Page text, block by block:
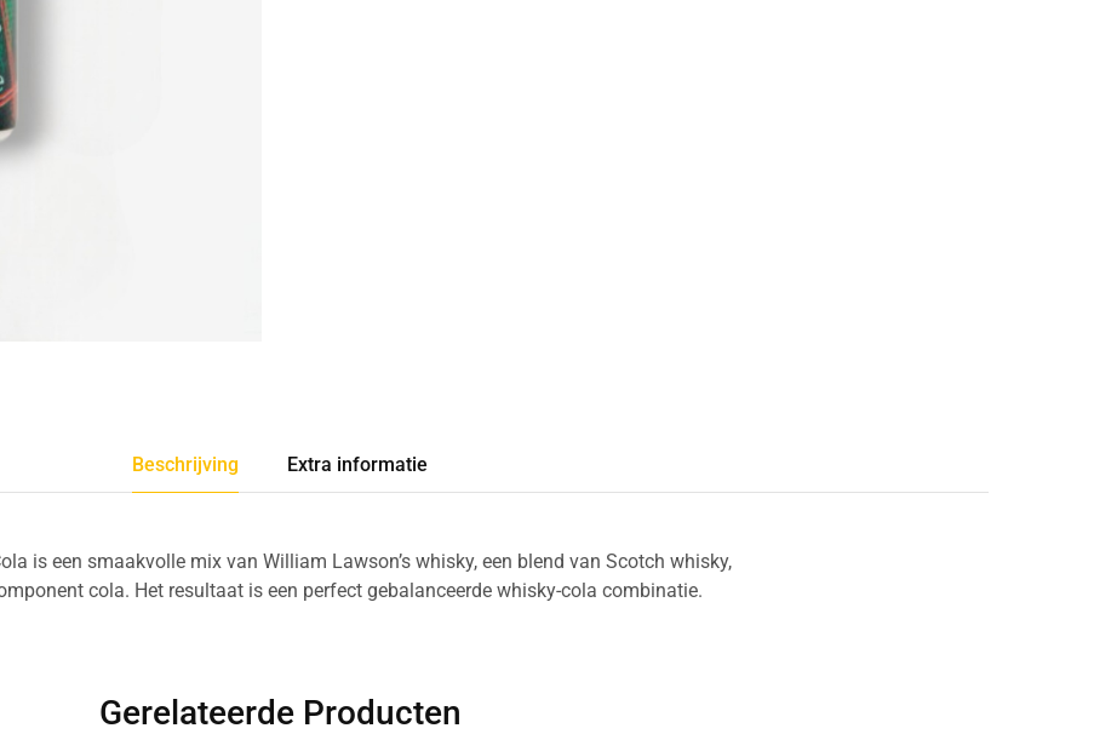
Beschrijving Extra informatie
is een smaakvolle mix van William Lawson’s whisky, een blend van Scotch whisky,
cola. Het resultaat is een perfect gebalanceerde whisky-cola combinatie.
Gerelateerde Producten